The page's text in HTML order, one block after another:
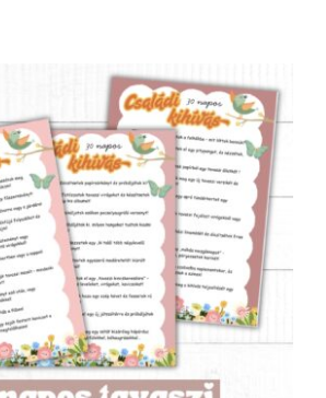
tavaszi családi kihívás –
naptárral, minden napra egy
tavaszi mókával!